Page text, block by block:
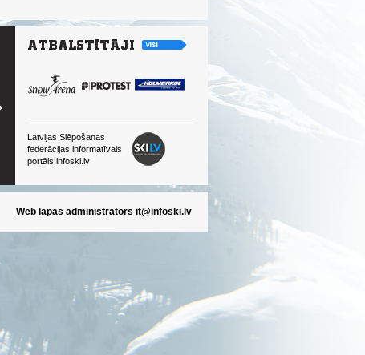
Latvijas Slēpošanas
federācijas informatīvais
portāls infoski.lv
Web lapas administrators it@infoski.lv